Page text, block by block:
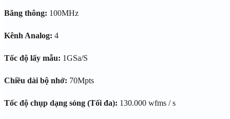
Băng thông: 100MHz
Kênh Analog: 4
Tốc độ lấy mẫu: 1GSa/S
Chiều dài bộ nhớ: 70Mpts
Tốc độ chụp dạng sóng (Tối đa): 130.000 wfms / s